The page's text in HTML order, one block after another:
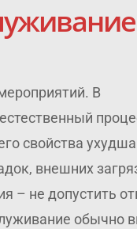
В
свойства
внешних
– не допустить
обычно